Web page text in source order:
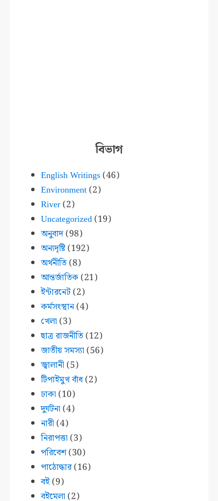
বিভাগ
English Writings(46)
Environment(2)
River(2)
Uncategorized(19)
অনুবাদ(98)
অন্যদৃষ্টি(192)
অর্থনীতি(8)
আন্তর্জাতিক(21)
ইন্টারনেট(2)
কর্মসংস্থান(4)
খেলা (3)
ছাত্র রাজনীতি(12)
জাতীয় সমস্যা (56)
জ্বালানী (5)
টিপাইমুখ বাঁধ(2)
ঢাকা (10)
দুর্ঘটনা (4)
নারী (4)
নিরাপত্তা (3)
পরিবেশ(30)
পাঠোদ্ধার(16)
বই(9)
বইমেলা (2)